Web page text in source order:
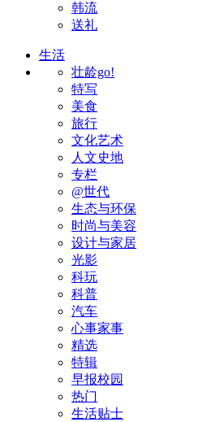
韩流
送礼
生活
壮龄go!
特写
美食
旅行
文化艺术
人文史地
专栏
@世代
生态与环保
时尚与美容
设计与家居
光影
科玩
科普
汽车
心事家事
精选
特辑
早报校园
热门
生活贴士